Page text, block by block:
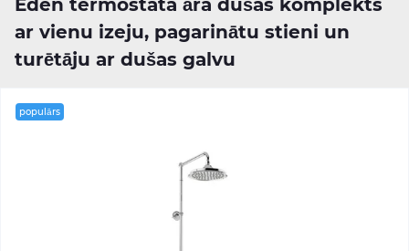
Eden termostata āra dušas komplekts
ar vienu izeju, pagarinātu stieni un
turētāju ar dušas galvu
populārs